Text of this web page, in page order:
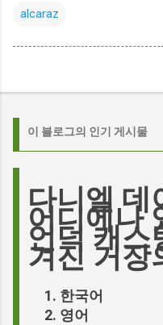
alcaraz
이 블로그의 인기 게시물
다니엘 데
어디에나
언덕 캐스
겨진 거장
한국어
영어